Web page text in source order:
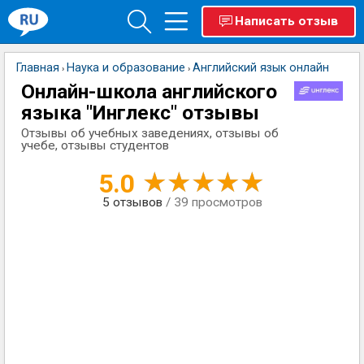
Написать отзыв
Главная › Наука и образование › Английский язык онлайн
Онлайн-школа английского
языка "Инглекс" отзывы
Отзывы об учебных заведениях, отзывы об
учебе, отзывы студентов
5.0
5 отзывов / 39 просмотров